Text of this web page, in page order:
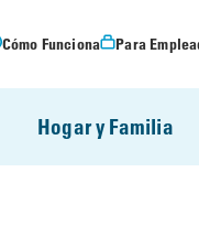
Cómo Funciona Para
Hogar y Familia